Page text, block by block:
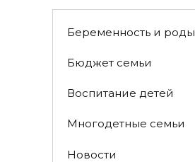
Беременность и роды
Бюджет семьи
Воспитание детей
Многодетные семьи
Новости